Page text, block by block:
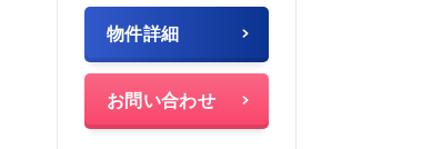
物件詳細
お問い合わせ